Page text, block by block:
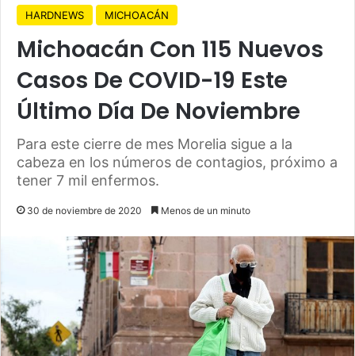
HARDNEWS MICHOACÁN
Michoacán Con 115 Nuevos
Casos De COVID-19 Este
Último Día De Noviembre
Para este cierre de mes Morelia sigue a la
cabeza en los números de contagios, próximo a
tener 7 mil enfermos.
30 de noviembre de 2020 Menos de un minuto